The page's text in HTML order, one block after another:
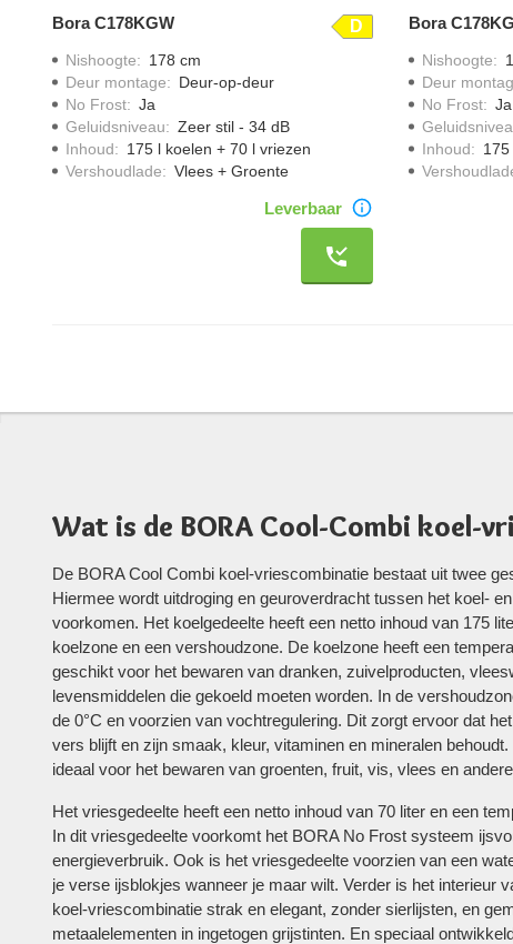
Bora C178KGW D
Nishoogte: 178 cm
Deur montage: Deur-op-deur
No Frost: Ja
Geluidsniveau: Zeer stil - 34 dB
Inhoud: 175 l koelen + 70 l vriezen
Vershoudlade: Vlees + Groente
Leverbaar
Bora C178KG
Nishoogte:
Deur
No Frost: Ja
Inhoud:
Wat is de BORA Cool-Combi koel-
De BORA Cool Combi koel-vriescombinatie bestaat uit twee
Hiermee wordt uitdroging en geuroverdracht tussen het koel-
voorkomen. Het koelgedeelte heeft een netto inhoud van 175
koelzone en een vershoudzone. De koelzone heeft een
geschikt voor het bewaren van dranken, zuivelproducten,
levensmiddelen die gekoeld moeten worden. In de
de 0°C en voorzien van vochtregulering. Dit zorgt ervoor dat
vers blijft en zijn smaak, kleur, vitaminen en mineralen
ideaal voor het bewaren van groenten, fruit, vis, vlees en
Het vriesgedeelte heeft een netto inhoud van 70 liter en een
In dit vriesgedeelte voorkomt het BORA No Frost systeem
energieverbruik. Ook is het vriesgedeelte voorzien van een
je verse ijsblokjes wanneer je maar wilt. Verder is het interieur
koel-vriescombinatie strak en elegant, zonder sierlijsten, en
metaalelementen in ingetogen grijstinten. En speciaal